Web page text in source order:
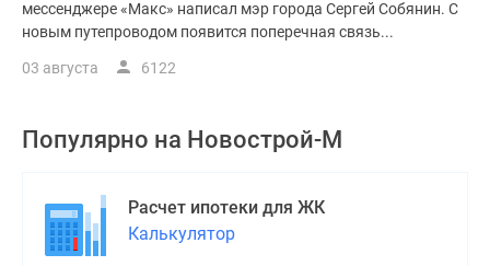
мессенджере «Макс» написал мэр города Сергей Собянин. С
новым путепроводом появится поперечная связь...
03 августа 6122
Популярно на Новострой-М
Расчет ипотеки для ЖК
Калькулятор